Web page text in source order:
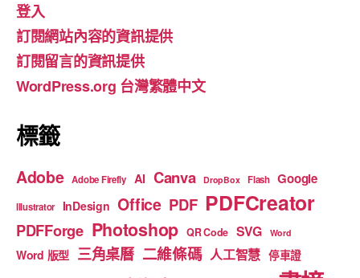
b
o
o
k
a
m
u
b
e
登入
訂閱網站內容的資訊提供
訂閱留言的資訊提供
WordPress.org 台灣繁體中文
標籤
Adobe Adobe Firefly AI Canva DropBox Flash Google
Illustrator InDesign Office PDF PDFCreator
PDFForge Photoshop QR Code SVG Word
Word 版型 三角桌曆 二維條碼 人工智慧 停車證